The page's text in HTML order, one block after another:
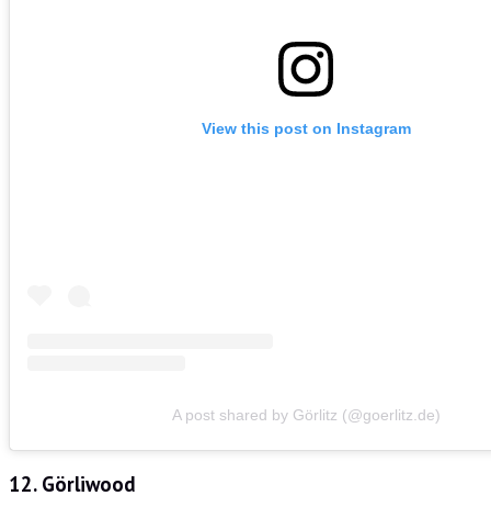
View this post on Instagram
A post shared by Görlitz (@goerlitz.de)
12. Görliwood